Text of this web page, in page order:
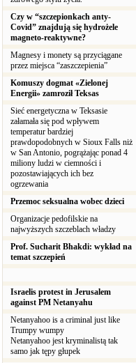
Czy w “szczepionkach anty-
Covid” znajdują się hydrożele
magneto-reaktywne?
Magnesy i monety są przyciągane
przez miejsca “zaszczepienia”
Komuszy dogmat «Zielonej
Energii» zamroził Teksas
Sieć energetyczna w Teksasie
załamała się pod wpływem
temperatur bardziej
prawdopodobnych w Sioux Falls niż
w San Antonio, pogrążając ponad 4
miliony ludzi w ciemności i
pozostawiających ich bez
ogrzewania
Przemoc seksualna wobec dzieci
Organizacje pedofilskie na
najwyższych szczeblach władzy
Prof. Sucharit Bhakdi: wykład na
temat szczepień
Israelis protest in Jerusalem
against PM Netanyahu
Netanyahoo is a criminal just like
Trumpy wumpy
Netanyahoo jest kryminalistą tak
samo jak tępy głupek